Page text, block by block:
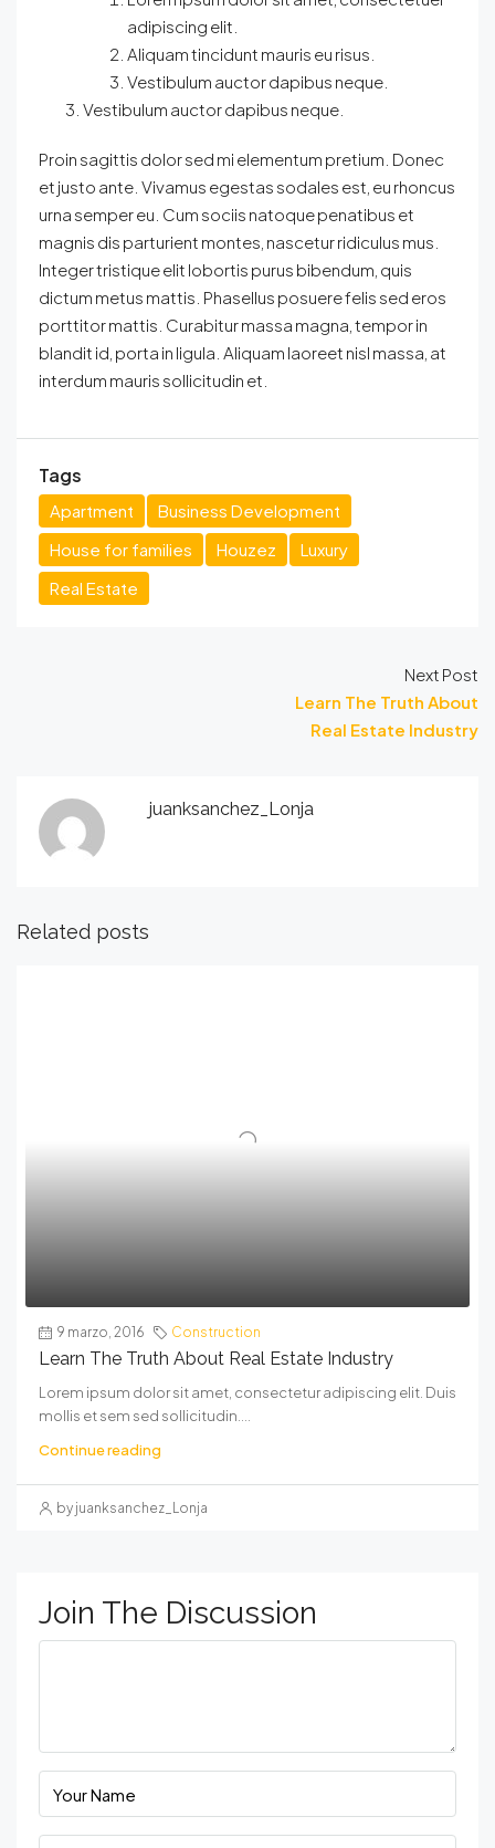
adipiscing elit.
Aliquam tincidunt mauris eu risus.
Vestibulum auctor dapibus neque.
Vestibulum auctor dapibus neque.
Proin sagittis dolor sed mi elementum pretium. Donec
et justo ante. Vivamus egestas sodales est, eu rhoncus
urna semper eu. Cum sociis natoque penatibus et
magnis dis parturient montes, nascetur ridiculus mus.
Integer tristique elit lobortis purus bibendum, quis
dictum metus mattis. Phasellus posuere felis sed eros
porttitor mattis. Curabitur massa magna, tempor in
blandit id, porta in ligula. Aliquam laoreet nisl massa, at
interdum mauris sollicitudin et.
Tags
Apartment
Business Development
House for families
Houzez
Luxury
Real Estate
Next Post
Learn The Truth About
Real Estate Industry
juanksanchez_Lonja
Related posts
9 marzo, 2016 Construction
Learn The Truth About Real Estate Industry
Lorem ipsum dolor sit amet, consectetur adipiscing elit. Duis
mollis et sem sed sollicitudin....
Continue reading
by juanksanchez_Lonja
Join The Discussion